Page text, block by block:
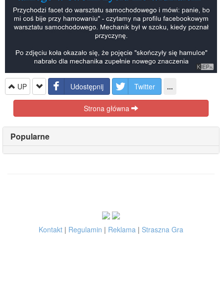
UP Udostępnij Twitter ...
Strona główna
Popularne
Kontakt | Regulamin | Reklama | Straszna Gra